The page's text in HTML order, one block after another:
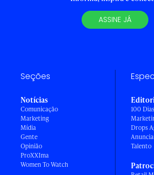
ASSINE JÁ
Seções
Notícias
Comunicação
Marketing
Mídia
Gente
Opinião
ProXXIma
Women To Watch
100
Drops
Talento